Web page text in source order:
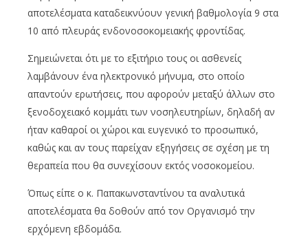
αποτελέσματα καταδεικνύουν γενική βαθμολογία 9 στα
10 από πλευράς ενδονοσοκομειακής φροντίδας.
Σημειώνεται ότι με το εξιτήριο τους οι ασθενείς
λαμβάνουν ένα ηλεκτρονικό μήνυμα, στο οποίο
απαντούν ερωτήσεις, που αφορούν μεταξύ άλλων στο
ξενοδοχειακό κομμάτι των νοσηλευτηρίων, δηλαδή αν
ήταν καθαροί οι χώροι και ευγενικό το προσωπικό,
καθώς και αν τους παρείχαν εξηγήσεις σε σχέση με τη
θεραπεία που θα συνεχίσουν εκτός νοσοκομείου.
Όπως είπε ο κ. Παπακωνσταντίνου τα αναλυτικά
αποτελέσματα θα δοθούν από τον Οργανισμό την
ερχόμενη εβδομάδα.